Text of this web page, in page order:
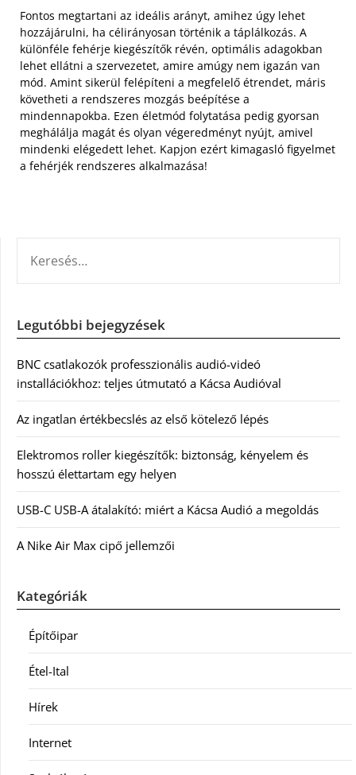
Fontos megtartani az ideális arányt, amihez úgy lehet
hozzájárulni, ha célirányosan történik a táplálkozás. A
különféle fehérje kiegészítők révén, optimális adagokban
lehet ellátni a szervezetet, amire amúgy nem igazán van
mód. Amint sikerül felépíteni a megfelelő étrendet, máris
követheti a rendszeres mozgás beépítése a
mindennapokba. Ezen életmód folytatása pedig gyorsan
meghálálja magát és olyan végeredményt nyújt, amivel
mindenki elégedett lehet. Kapjon ezért kimagasló figyelmet
a fehérjék rendszeres alkalmazása!
Legutóbbi bejegyzések
BNC csatlakozók professzionális audió-videó
installációkhoz: teljes útmutató a Kácsa Audióval
Az ingatlan értékbecslés az első kötelező lépés
Elektromos roller kiegészítők: biztonság, kényelem és
hosszú élettartam egy helyen
USB-C USB-A átalakító: miért a Kácsa Audió a megoldás
A Nike Air Max cipő jellemzői
Kategóriák
Építőipar
Étel-Ital
Hírek
Internet